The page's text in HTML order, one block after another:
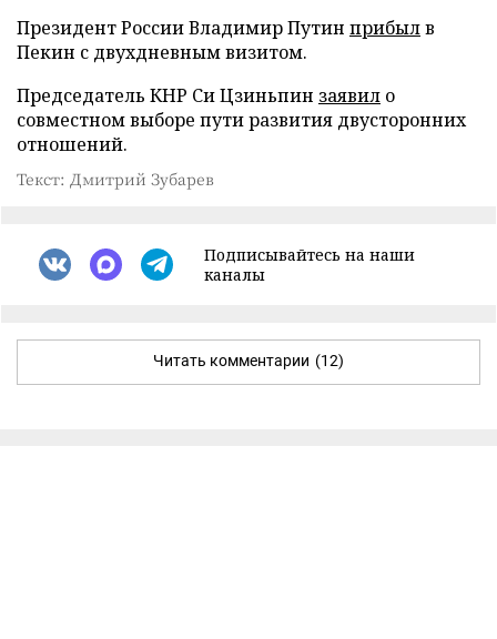
Президент России Владимир Путин прибылв
Пекин с двухдневным визитом.
Председатель КНР Си Цзиньпин заявил о
совместном выборе пути развития двусторонних
отношений.
Текст: Дмитрий Зубарев
Подписывайтесь на наши
каналы
Читать комментарии (12)